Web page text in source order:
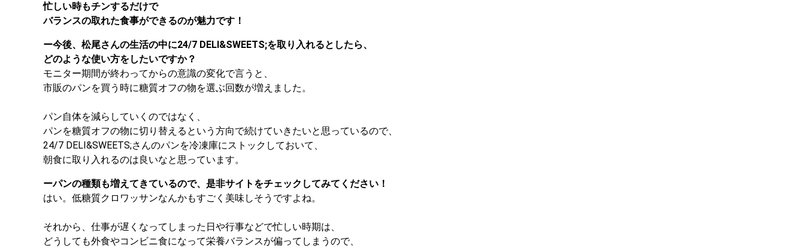
忙しい時もチンするだけで
バランスの取れた食事ができるのが魅力です！
ー今後、松尾さんの生活の中に24/7 DELI&SWEETS;を取り入れるとしたら、
どのような使い方をしたいですか？
モニター期間が終わってからの意識の変化で言うと、
市販のパンを買う時に糖質オフの物を選ぶ回数が増えました。
パン自体を減らしていくのではなく、
パンを糖質オフの物に切り替えるという方向で続けていきたいと思っているので、
24/7 DELI&SWEETS;さんのパンを冷凍庫にストックしておいて、
朝食に取り入れるのは良いなと思っています。
ーパンの種類も増えてきているので、是非サイトをチェックしてみてください！
はい。低糖質クロワッサンなんかもすごく美味しそうですよね。
それから、仕事が遅くなってしまった日や行事などで忙しい時期は、
どうしても外食やコンビニ食になって栄養バランスが偏ってしまうので、